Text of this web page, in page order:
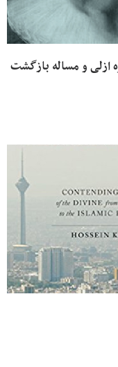
ازلی و مساله بازگشت